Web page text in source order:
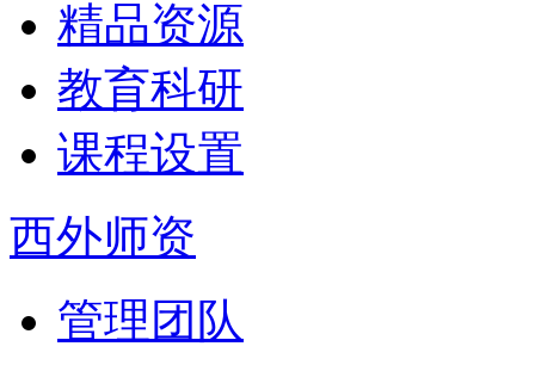
精品资源
教育科研
课程设置
西外师资
管理团队